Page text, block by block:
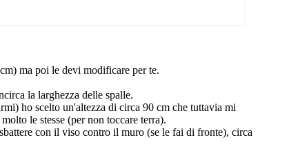
ma poi le devi modificare per te.
la larghezza delle spalle.
ho scelto un'altezza di circa 90 cm che tuttavia mi
le stesse (per non toccare terra).
con il viso contro il muro (se le fai di fronte), circa